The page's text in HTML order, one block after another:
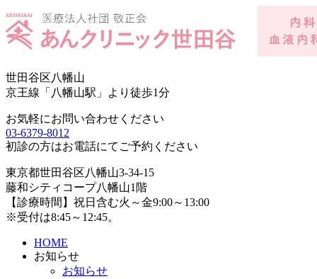
世田谷区八幡山
京王線「八幡山駅」より徒歩1分
お気軽にお問い合わせください
03-6379-8012
初診の方はお電話にてご予約ください
東京都世田谷区八幡山3-34-15
藤和シティコープ八幡山1階
【診療時間】祝日含む火～金9:00～13:00
※受付は8:45～12:45。
HOME
お知らせ
お知らせ